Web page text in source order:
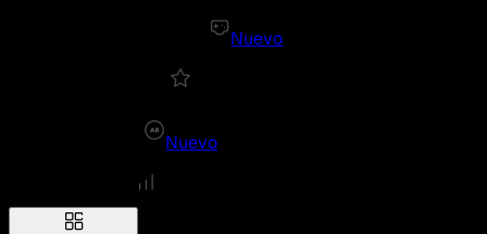
Nuevo
Nuevo